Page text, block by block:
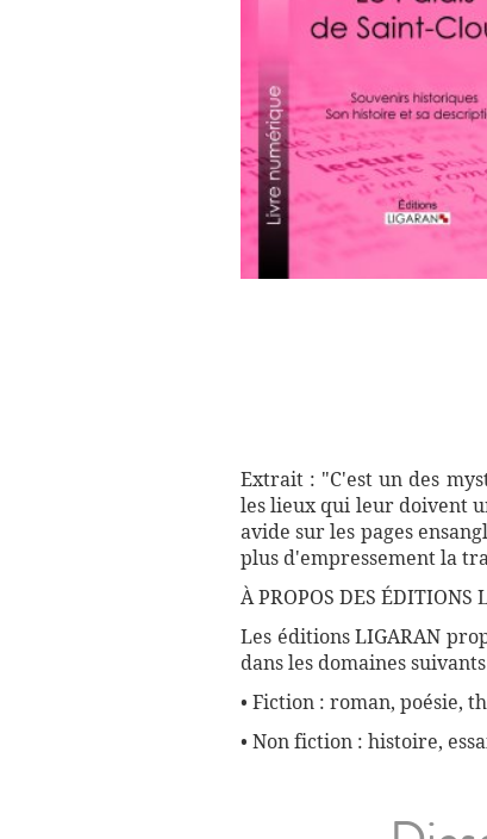
Extrait : "C'est un des
les lieux qui leur doivent
avide sur les pages
plus d'empressement la
À PROPOS DES ÉDITIONS
Les éditions LIGARAN
dans les domaines
• Fiction : roman, poésie,
• Non fiction : histoire,